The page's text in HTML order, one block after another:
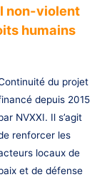
non-violent
humains
du projet
depuis 2015
NVXXI. Il s’agit
renforcer les
locaux de
et de défense